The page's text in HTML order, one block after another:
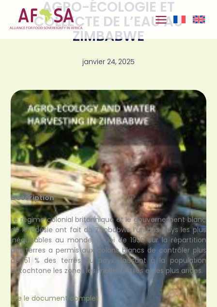
contenu
AGRO-ÉCOLOGIE ET
COLLECTE DE L’EAU AU
ZIMBABWE
janvier 24, 2025
Description
Le régime colonial britannique et le gouvernement blanc
de Rhodésie ont fait du Zimbabwe l’un des pays les plus
inéquitables au monde. La loi de 1930 sur la répartition
des terres a permis aux colons blancs de contrôler plus
de 51 % des terres du pays, laissant à la population
autochtone les zones les moins fertiles et les plus arides.
Lire le document complet